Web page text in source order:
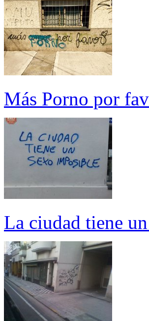
Más Porno por
La ciudad tiene